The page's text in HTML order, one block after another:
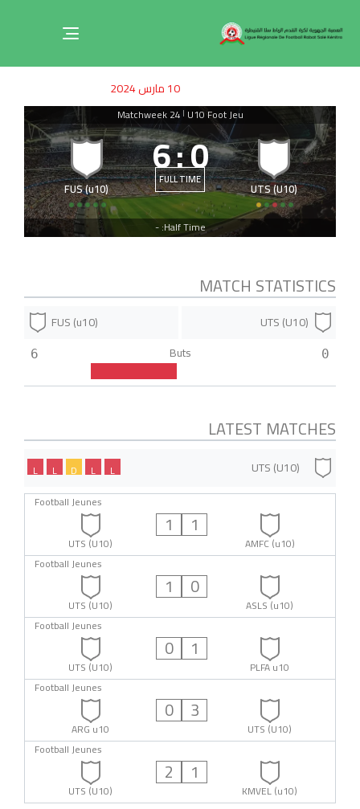
Toggle
IN:on:
10 مارس 2024
U10 Foot Jeu
|
Matchweek 24
UTS (U10)
0
:
6FULL TIME
FUS (u10)
Half Time: -
MATCH STATISTICS
UTS (U10)
FUS (u10)
0
Buts
6
LATEST MATCHES
UTS (U10)
L
L
D
L
L
Football Jeunes
UTS (U10)
1 1
AMFC (u10)
Football Jeunes
UTS (U10)
1 0
ASLS (u10)
Football Jeunes
UTS (U10)
0 1
PLFA u10
Football Jeunes
ARG u10
0 3
UTS (U10)
Football Jeunes
UTS (U10)
2 1
KMVEL (u10)